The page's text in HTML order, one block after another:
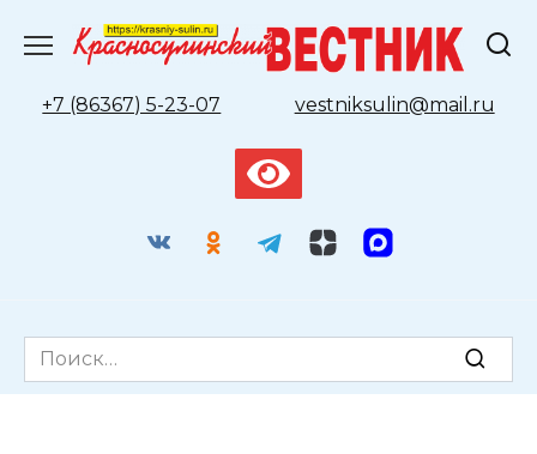
содержанию
+7 (86367) 5-23-07
vestniksulin@mail.ru
Search
for: